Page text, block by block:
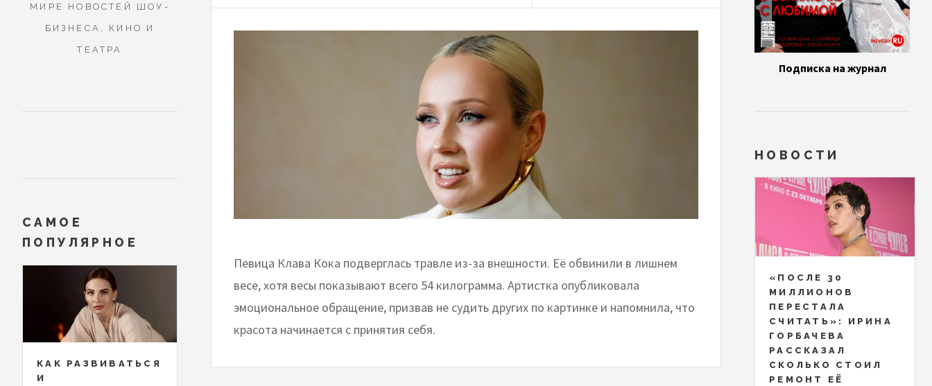
Певица Клава Кока подверглась травле из-за внешности. Её обвинили в лишнем
весе, хотя весы показывают всего 54 килограмма. Артистка опубликовала
эмоциональное обращение, призвав не судить других по картинке и напомнила, что
красота начинается с принятия себя.
МИРЕ НОВОСТЕЙ ШОУ-
БИЗНЕСА, КИНО И
ТЕАТРА
САМОЕ
ПОПУЛЯРНОЕ
КАК РАЗВИВАТЬСЯ
И
Подписка на журнал
НОВОСТИ
«ПОСЛЕ 30
МИЛЛИОНОВ
ПЕРЕСТАЛА
СЧИТАТЬ»: ИРИНА
ГОРБАЧЕВА
РАССКАЗАЛ
СКОЛЬКО СТОИЛ
РЕМОНТ ЕЁ